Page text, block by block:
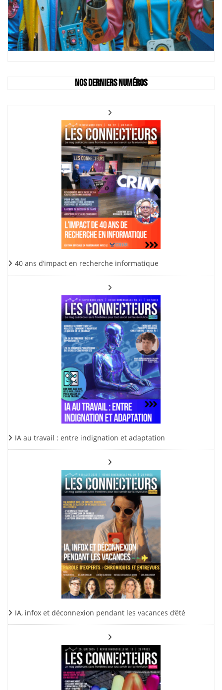
Nos derniers numéros
40 ans d’impact en recherche informatique
IA au travail : entre indignation et adaptation
IA, infox et déconnexion pendant les vacances d’été